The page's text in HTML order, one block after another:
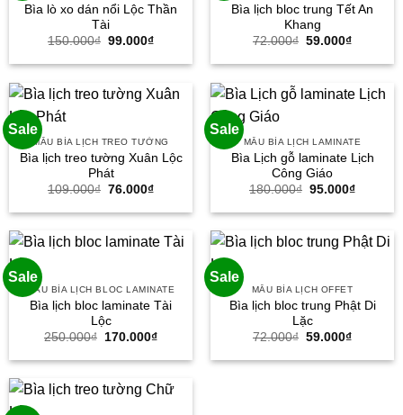
Bìa lò xo dán nổi Lộc Thần
Tài
150.000₫ Giá
là:
99.000₫Giá
tại
99.000₫.
Bìa lịch bloc trung Tết An
Khang
72.000₫ Giá
là:
59.000₫Giá
tại
59.000₫.
Sale
MẪU BÌA LỊCH TREO TƯỜNG
Bìa lịch treo tường Xuân Lộc
Phát
109.000₫ Giá
là:
76.000₫Giá
tại
76.000₫.
Sale
MẪU BÌA LỊCH LAMINATE
Bìa Lịch gỗ laminate Lịch
Công Giáo
180.000₫ Giá
là:
95.000₫Giá
tại
Sale
MẪU BÌA LỊCH BLOC LAMINATE
Bìa lịch bloc laminate Tài
Lộc
250.000₫
Giá
là:
170.000₫Giá
tại
170.000₫.
Sale
MẪU BÌA LỊCH OFFET
Bìa lịch bloc trung Phật Di
Lặc
72.000₫ Giá
là:
59.000₫Giá
tại